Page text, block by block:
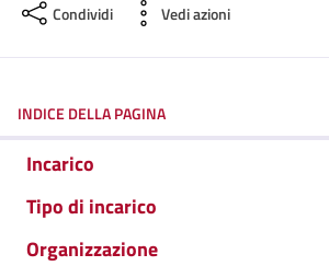
Condividi Vedi azioni
INDICE DELLA PAGINA
Incarico
Tipo di incarico
Organizzazione